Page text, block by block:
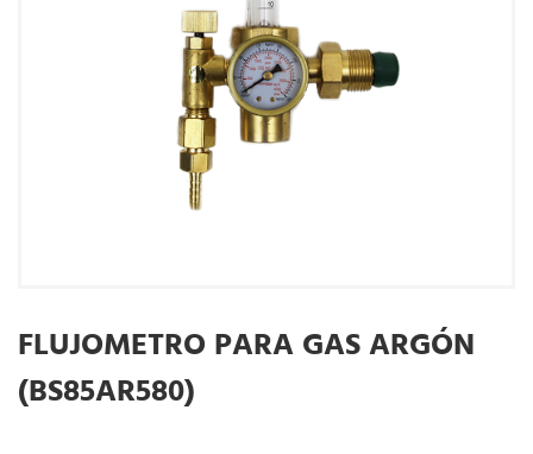
FLUJOMETRO PARA GAS ARGÓN
(BS85AR580)